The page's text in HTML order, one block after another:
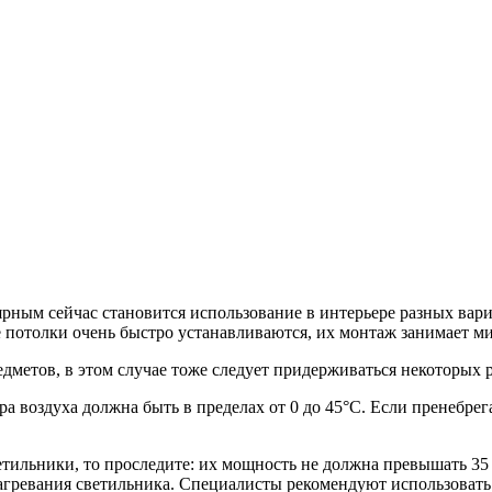
сейчас становится использование в интерьере разных
очень быстро устанавливаются, их монтаж занимает
в этом случае тоже следует придерживаться некоторых
должна быть в пределах от 0 до 45°С. Если
то проследите: их мощность не должна превышать
светильника. Специалисты рекомендуют